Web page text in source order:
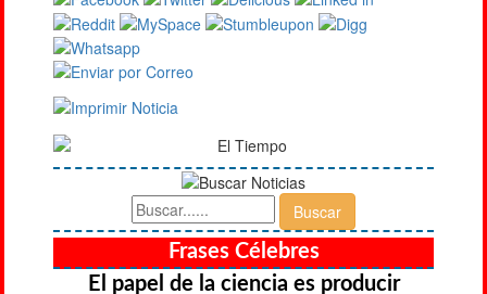
Frases Célebres
El papel de la ciencia es producir